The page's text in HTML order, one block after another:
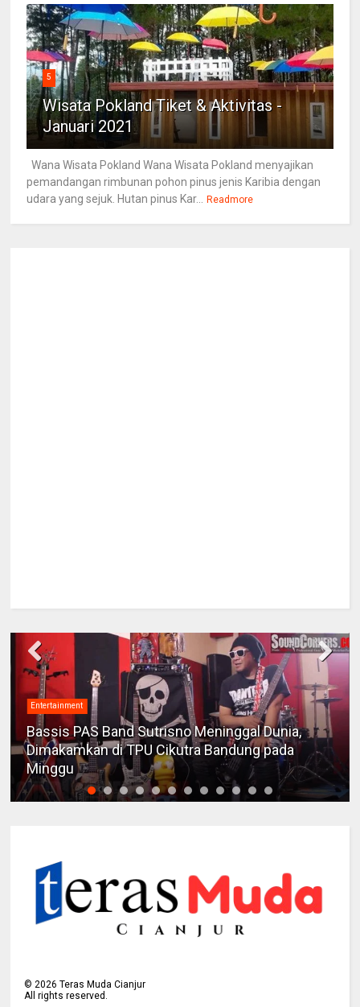
5
Wisata Pokland Tiket & Aktivitas -
Januari 2021
Wana Wisata Pokland Wana Wisata Pokland menyajikan
pemandangan rimbunan pohon pinus jenis Karibia dengan
udara yang sejuk. Hutan pinus Kar... Readmore
Entertainment
Bassis PAS Band Sutrisno Meninggal Dunia,
Dimakamkan di TPU Cikutra Bandung pada
Minggu
©2026 Teras Muda Cianjur
All rights reserved.